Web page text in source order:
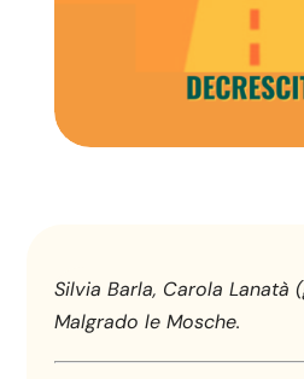
Silvia Barla, Carola Lanatà
Malgrado le Mosche.